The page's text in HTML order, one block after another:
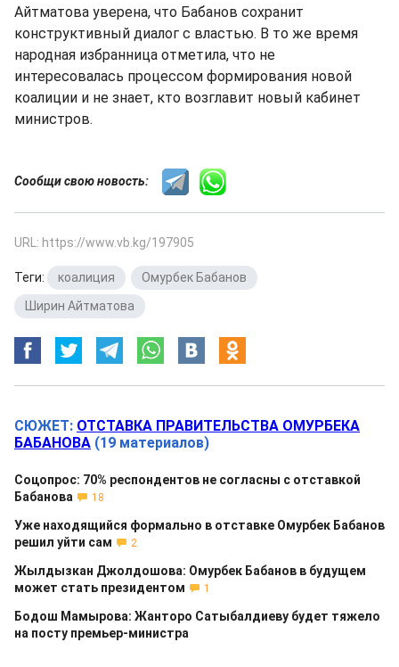
Айтматова уверена, что Бабанов сохранит
конструктивный диалог с властью. В то же время
народная избранница отметила, что не
интересовалась процессом формирования новой
коалиции и не знает, кто возглавит новый кабинет
министров.
Сообщи свою новость:
URL: https://www.vb.kg/197905
Теги: коалиция Омурбек Бабанов
Ширин Айтматова
СЮЖЕТ: ОТСТАВКА ПРАВИТЕЛЬСТВА ОМУРБЕКА
БАБАНОВА (19 материалов)
Соцопрос: 70% респондентов не согласны с отставкой
Бабанова
18
Уже находящийся формально в отставке Омурбек Бабанов
решил уйти сам
2
Жылдызкан Джолдошова: Омурбек Бабанов в будущем
может стать президентом
1
Бодош Мамырова: Жанторо Сатыбалдиеву будет тяжело
на посту премьер-министра